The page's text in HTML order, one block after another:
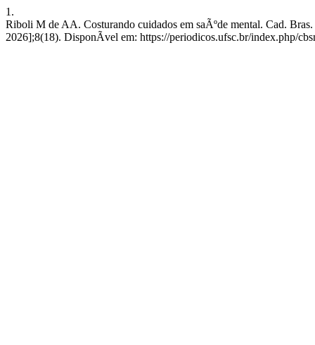
1.
Riboli M de AA. Costurando cuidados em saÃºde mental. Cad.
2026];8(18). DisponÃ­vel em: https://periodicos.ufsc.br/index.php/